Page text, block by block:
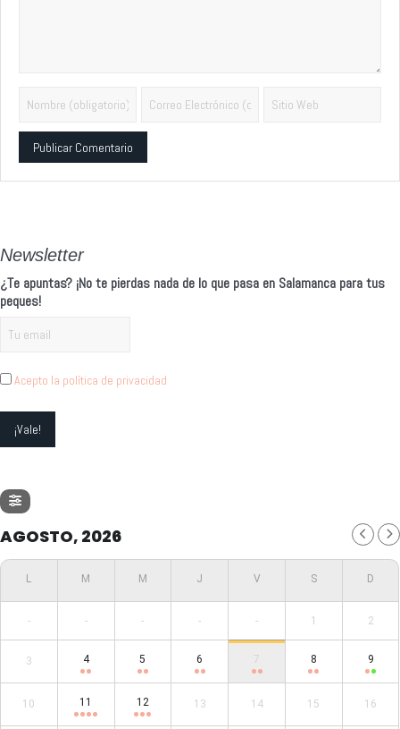
Newsletter
¿Te apuntas? ¡No te pierdas nada de lo que pasa en Salamanca para tus
peques!
Acepto la política de privacidad
AGOSTO, 2026
- - - - - 1 2
3 4 5 6 7 8 9
10 11 12 13 14 15 16